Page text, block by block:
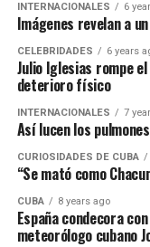
INTERNACIONALES 6
Imágenes revelan a
CELEBRIDADES 6 years
Julio Iglesias rompe
deterioro físico
INTERNACIONALES 7
Así lucen los
CURIOSIDADES DE CUBA
“Se mató como
CUBA 8 years ago
España condecora
meteorólogo cubano